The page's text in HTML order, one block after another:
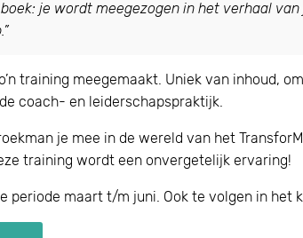
je wordt meegezogen in het verhaal
”
training meegemaakt. Uniek van inhoud,
coach- en leiderschapspraktijk.
je mee in de wereld van het
training wordt een onvergetelijk ervaring!
periode maart t/m juni. Ook te volgen in het